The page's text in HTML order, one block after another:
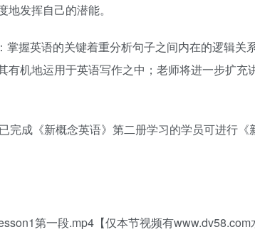
发挥自己的潜能。
握英语的关键着重分析句子之间内在的逻辑关
有机地运用于英语写作之中；老师将进一步扩充
完成《新概念英语》第二册学习的学员可进行《
第一段.mp4【仅本节视频有www.dv58.com